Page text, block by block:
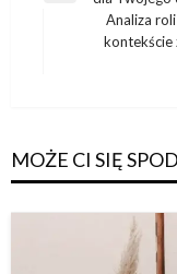
wpisu
Następny
Analiza
kontekście
MOŻE CI SIĘ